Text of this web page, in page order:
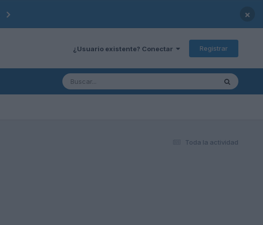
×
¿Usuario existente? Conectar Registrar
Toda la actividad